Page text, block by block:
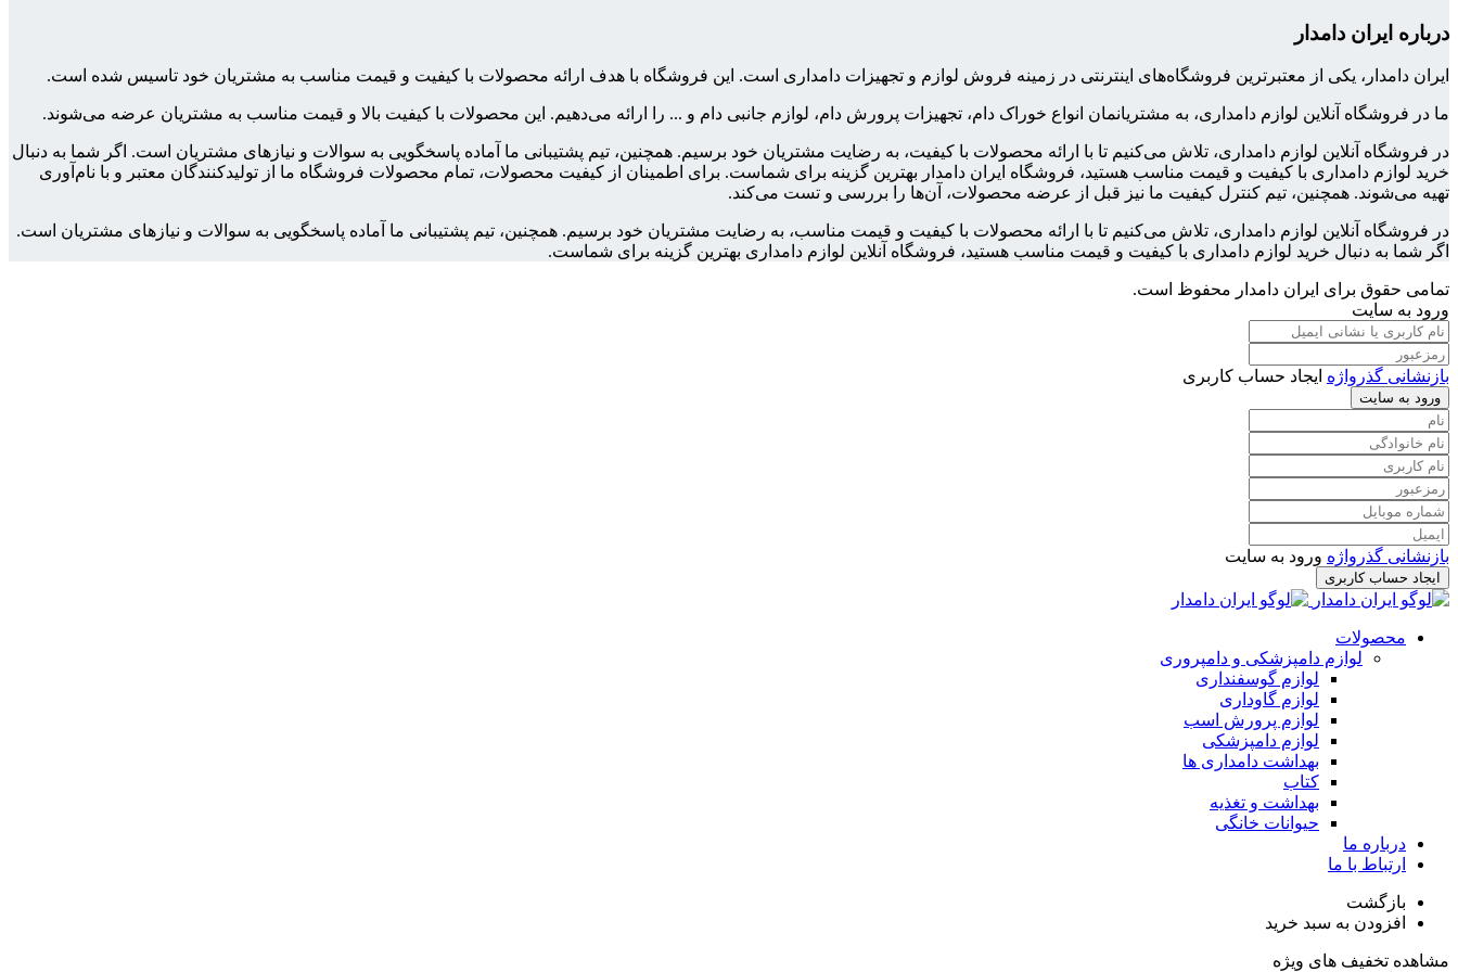
درباره ایران دامدار
ایران دامدار، یکی از معتبرترین فروشگاه‌های اینترنتی در زمینه فروش لوازم و تجهیزات دامداری است. این فروشگاه با هدف ارائه محصولات با کیفیت و قیمت مناسب به مشتریان خود تاسیس شده است.
ما در فروشگاه آنلاین لوازم دامداری، به مشتریانمان انواع خوراک دام، تجهیزات پرورش دام، لوازم جانبی دام و ... را ارائه می‌دهیم. این محصولات با کیفیت بالا و قیمت مناسب به مشتریان عرضه می‌شوند.
در فروشگاه آنلاین لوازم دامداری، تلاش می‌کنیم تا با ارائه محصولات با کیفیت، به رضایت مشتریان خود برسیم. همچنین، تیم پشتیبانی ما آماده پاسخگویی به سوالات و نیازهای مشتریان است. اگر شما به دنبال
خرید لوازم دامداری با کیفیت و قیمت مناسب هستید، فروشگاه ایران دامدار بهترین گزینه برای شماست. برای اطمینان از کیفیت محصولات، تمام محصولات فروشگاه ما از تولیدکنندگان معتبر و با نام‌آوری
تهیه می‌شوند. همچنین، تیم کنترل کیفیت ما نیز قبل از عرضه محصولات، آن‌ها را بررسی و تست می‌کند.
در فروشگاه آنلاین لوازم دامداری، تلاش می‌کنیم تا با ارائه محصولات با کیفیت و قیمت مناسب، به رضایت مشتریان خود برسیم. همچنین، تیم پشتیبانی ما آماده پاسخگویی به سوالات و نیازهای مشتریان است.
اگر شما به دنبال خرید لوازم دامداری با کیفیت و قیمت مناسب هستید، فروشگاه آنلاین لوازم دامداری بهترین گزینه برای شماست.
تمامی حقوق برای ایران دامدار محفوظ است.
ورود به سایت
بازنشانی گذرواژه ایجاد حساب کاربری
ورود به سایت
بازنشانی گذرواژه ورود به سایت
ایجاد حساب کاربری
محصولات
لوازم دامپزشکی و دامپروری
لوازم گوسفنداری
لوازم گاوداری
لوازم پرورش اسب
لوازم دامپزشکی
بهداشت دامداری ها
کتاب
بهداشت و تغذیه
حیوانات خانگی
درباره ما
ارتباط با ما
بازگشت
افزودن به سبد خرید
مشاهده تخفیف های ویژه